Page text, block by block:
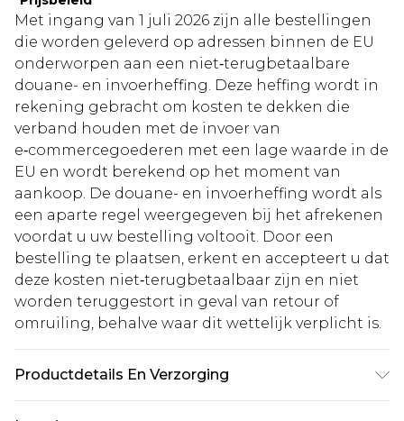
Met ingang van 1 juli 2026 zijn alle bestellingen
die worden geleverd op adressen binnen de EU
onderworpen aan een niet‑terugbetaalbare
douane- en invoerheffing. Deze heffing wordt in
rekening gebracht om kosten te dekken die
verband houden met de invoer van
e‑commercegoederen met een lage waarde in de
EU en wordt berekend op het moment van
aankoop. De douane- en invoerheffing wordt als
een aparte regel weergegeven bij het afrekenen
voordat u uw bestelling voltooit. Door een
bestelling te plaatsen, erkent en accepteert u dat
deze kosten niet‑terugbetaalbaar zijn en niet
worden teruggestort in geval van retour of
omruiling, behalve waar dit wettelijk verplicht is.
Productdetails En Verzorging